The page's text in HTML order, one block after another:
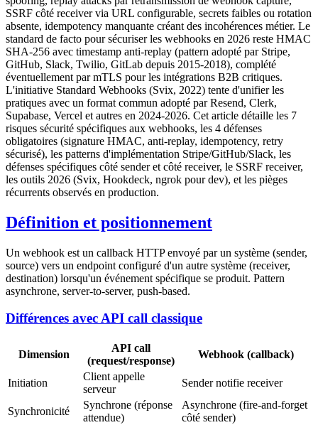
SSRF côté receiver via URL configurable, secrets faibles ou rotation
absente, idempotency manquante créant des incohérences métier. Le
standard de facto pour sécuriser les webhooks en 2026 reste HMAC
SHA-256 avec timestamp anti-replay (pattern adopté par Stripe,
GitHub, Slack, Twilio, GitLab depuis 2015-2018), complété
éventuellement par mTLS pour les intégrations B2B critiques.
L'initiative Standard Webhooks (Svix, 2022) tente d'unifier les
pratiques avec un format commun adopté par Resend, Clerk,
Supabase, Vercel et autres en 2024-2026. Cet article détaille les 7
risques sécurité spécifiques aux webhooks, les 4 défenses
obligatoires (signature HMAC, anti-replay, idempotency, retry
sécurisé), les patterns d'implémentation Stripe/GitHub/Slack, les
défenses spécifiques côté sender et côté receiver, le SSRF receiver,
les outils 2026 (Svix, Hookdeck, ngrok pour dev), et les pièges
récurrents observés en production.
Définition et positionnement
Un webhook est un callback HTTP envoyé par un système (sender,
source) vers un endpoint configuré d'un autre système (receiver,
destination) lorsqu'un événement spécifique se produit. Pattern
asynchrone, server-to-server, push-based.
Différences avec API call classique
Dimension
API call
(request/response)
Webhook (callback)
Initiation
Client appelle
serveur
Sender notifie receiver
Synchronicité
Synchrone (réponse
attendue)
Asynchrone (fire-and-forget
côté sender)